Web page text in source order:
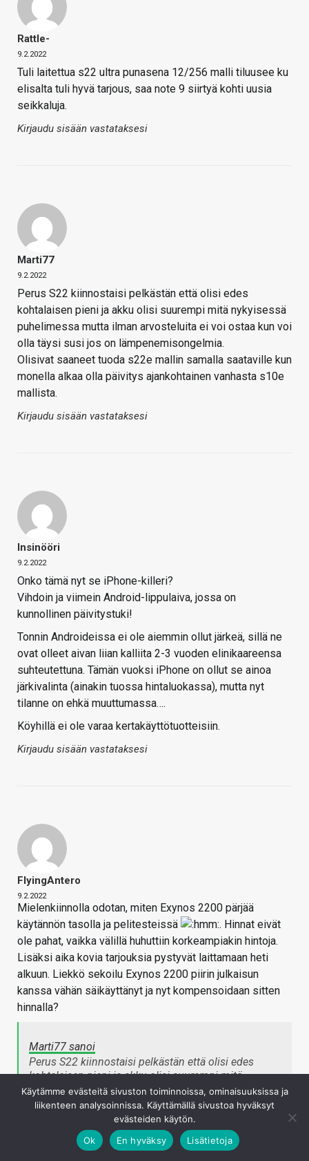
Rattle-
9.2.2022
Tuli laitettua s22 ultra punasena 12/256 malli tiluusee ku
elisalta tuli hyvä tarjous, saa note 9 siirtyä kohti uusia
seikkaluja.
Kirjaudu sisään vastataksesi
Marti77
9.2.2022
Perus S22 kiinnostaisi pelkästän että olisi edes
kohtalaisen pieni ja akku olisi suurempi mitä nykyisessä
puhelimessa mutta ilman arvosteluita ei voi ostaa kun voi
olla täysi susi jos on lämpenemisongelmia.
Olisivat saaneet tuoda s22e mallin samalla saataville kun
monella alkaa olla päivitys ajankohtainen vanhasta s10e
mallista.
Kirjaudu sisään vastataksesi
Insinööri
9.2.2022
Onko tämä nyt se iPhone-killeri?
Vihdoin ja viimein Android-lippulaiva, jossa on
kunnollinen päivitystuki!
Tonnin Androideissa ei ole aiemmin ollut järkeä, sillä ne
ovat olleet aivan liian kalliita 2-3 vuoden elinikaareensa
suhteutettuna. Tämän vuoksi iPhone on ollut se ainoa
järkivalinta (ainakin tuossa hintaluokassa), mutta nyt
tilanne on ehkä muuttumassa….
Köyhillä ei ole varaa kertakäyttötuotteisiin.
Kirjaudu sisään vastataksesi
FlyingAntero
9.2.2022
Mielenkiinnolla odotan, miten Exynos 2200 pärjää
käytännön tasolla ja pelitesteissä
. Hinnat eivät
ole pahat, vaikka välillä huhuttiin korkeampiakin hintoja.
Lisäksi aika kovia tarjouksia pystyvät laittamaan heti
alkuun. Liekkö sekoilu Exynos 2200 piirin julkaisun
kanssa vähän säikäyttänyt ja nyt kompensoidaan sitten
hinnalla?
Marti77 sanoi
Perus S22 kiinnostaisi pelkästän että olisi edes
kohtalaisen pieni ja akku olisi suurempi mitä
nykyisessä puhelimessa mutta ilman arvosteluita ei
voi ostaa kun voi olla täysi susi jos on
lämpenemisongelmia.
Olisivat saaneet tuoda s22e mallin samalla saataville
kun monella alkaa olla päivitys ajankohtainen
Käytämme evästeitä sivuston toiminnoissa, ominaisuuksissa ja
liikenteen analysoinnissa. Käyttämällä sivustoa hyväksyt
evästeiden käytön.
Ok
En hyväksy Lisätietoja